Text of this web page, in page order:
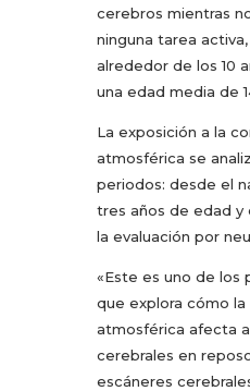
cerebros mientras
ninguna tarea
alrededor de los 10
una edad media de
La exposición a la
atmosférica se
periodos: desde el
tres años de edad y
la evaluación por
«Este es uno de los
que explora cómo
atmosférica afecta
cerebrales en
escáneres